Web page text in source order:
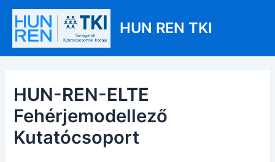
Skip
content
HUN REN TKI
HUN-REN-ELTE
Fehérjemodellező
Kutatócsoport
Post
navigation